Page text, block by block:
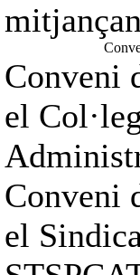
Conveni
el
Conveni
el